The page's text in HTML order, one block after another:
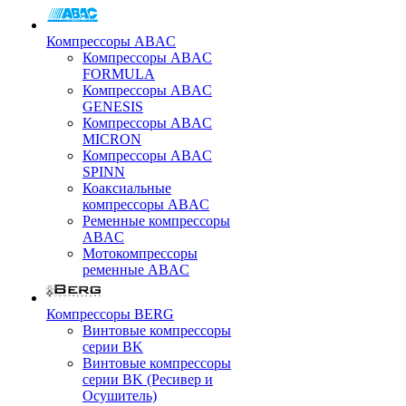
Компрессоры ABAC
Компрессоры ABAC
FORMULA
Компрессоры ABAC
GENESIS
Компрессоры ABAC
MICRON
Компрессоры ABAC
SPINN
Коаксиальные
компрессоры ABAC
Ременные компрессоры
ABAC
Мотокомпрессоры
ременные ABAC
Компрессоры BERG
Винтовые компрессоры
серии BK
Винтовые компрессоры
серии BK (Ресивер и
Осушитель)